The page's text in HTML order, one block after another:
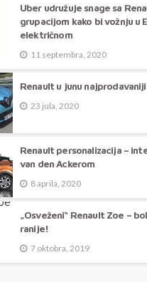
Uber udružuje snage sa
grupacijom kako bi vožnju u
električnom
11 septembra, 2020
Renault u junu
23 jula, 2020
Renault personalizacija –
van den Ackerom
8 aprila, 2020
„Osveženi“ Renault Zoe –
ranije!
7 oktobra, 2019